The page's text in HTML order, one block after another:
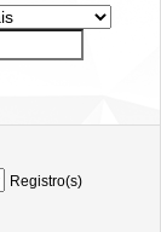
Registro(s)